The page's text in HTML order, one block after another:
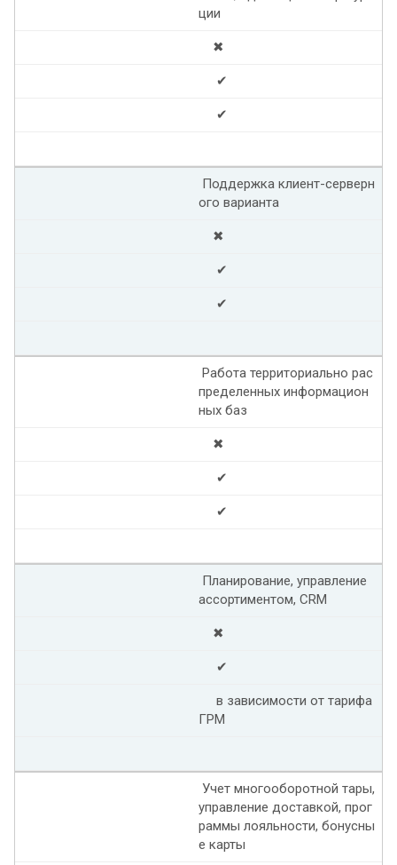
ции
✖
✔
✔
Поддержка клиент-серверн
ого варианта
✖
✔
✔
Работа территориально рас
пределенных информацион
ных баз
✖
✔
✔
Планирование, управление
ассортиментом, CRM
✖
✔
в зависимости от тарифа
ГРМ
Учет многооборотной тары,
управление доставкой, прог
раммы лояльности, бонусны
е карты